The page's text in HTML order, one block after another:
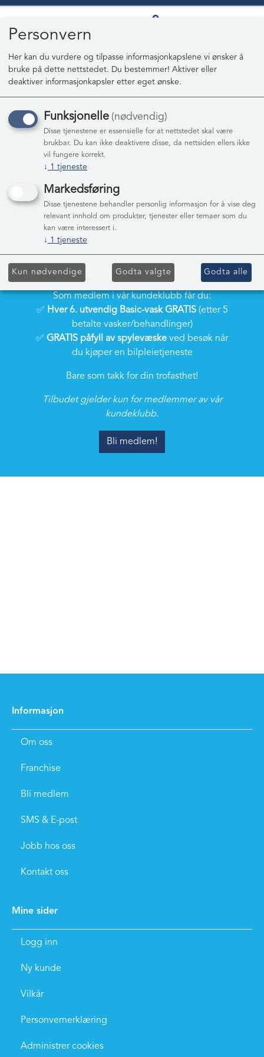
Ingen produkter funnet
Få hver 6. utv. Vask - Basic
gratis!
Som medlem i vår kundeklubb får du:
✅ Hver 6. utvendig Basic-vask GRATIS(etter 5
betalte vasker/behandlinger)
✅ GRATIS påfyll av spylevæske ved besøk når
du kjøper en bilpleietjeneste
Bare som takk for din trofasthet!
Tilbudet gjelder kun for medlemmer av vår
kundeklubb.
Bli medlem!
Informasjon
Om oss
Franchise
Bli medlem
SMS & E-post
Jobb hos oss
Kontakt oss
Mine sider
Logg inn
Ny kunde
Vilkår
Personvernerklæring
Administrer cookies
Personvern
Her kan du vurdere og tilpasse informasjonkapslene vi ønsker å
bruke på dette nettstedet. Du bestemmer! Aktiver eller
deaktiver informasjonkapsler etter eget ønske.
Funksjonelle (nødvendig)
Disse tjenestene er essensielle for at nettstedet skal være
brukbar. Du kan ikke deaktivere disse, da nettsiden ellers ikke
vil fungere korrekt.
↓ 1 tjeneste
Markedsføring
Disse tjenestene behandler personlig informasjon for å vise deg
relevant innhold om produkter, tjenester eller temaer som du
kan være interessert i.
↓ 1 tjeneste
Kun nødvendige Godta valgte Godta alle